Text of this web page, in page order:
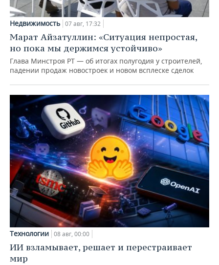
Недвижимость 07 авг, 17:32
Марат Айзатуллин: «Ситуация непростая,
но пока мы держимся устойчиво»
Глава Минстроя РТ — об итогах полугодия у строителей,
падении продаж новостроек и новом всплеске сделок
Технологии 08 авг, 00:00
ИИ взламывает, решает и перестраивает
мир